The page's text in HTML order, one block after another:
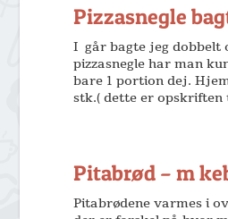
Pizzasnegle
I går bagte jeg dobbelt
pizzasnegle har man
bare 1 portion dej.
stk.( dette er
Pitabrød – m
Pitabrødene varmes i